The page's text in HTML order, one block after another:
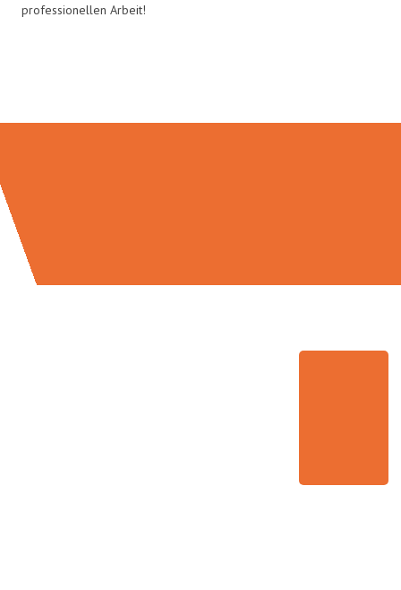
professionellen Arbeit!